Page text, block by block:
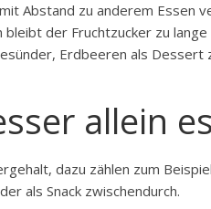
Abstand zu anderem Essen
der Fruchtzucker zu
Erdbeeren als Dessert
allein
dazu zählen zum
als Snack zwischendurch.